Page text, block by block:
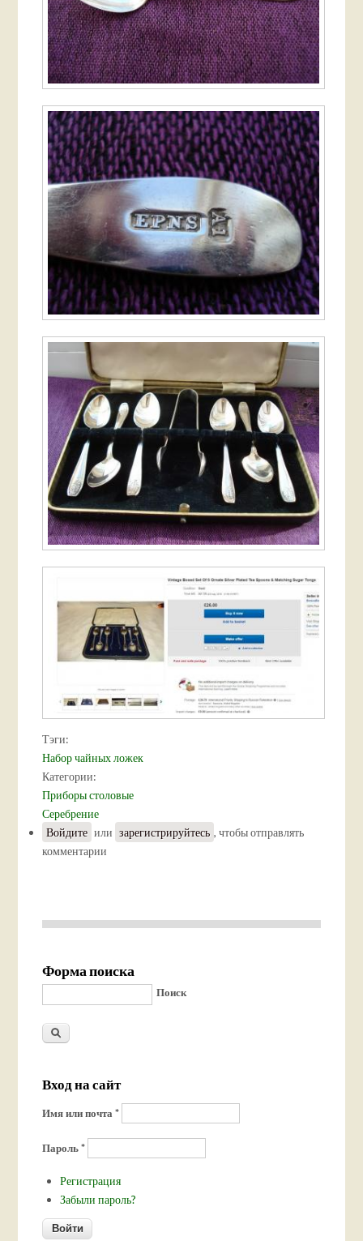
Тэги:
Набор чайных ложек
Категории:
Приборы столовые
Серебрение
Войдите или зарегистрируйтесь , чтобы отправлять
комментарии
Форма поиска
Поиск
Вход на сайт
Имя или почта*
Пароль*
Регистрация
Забыли пароль?